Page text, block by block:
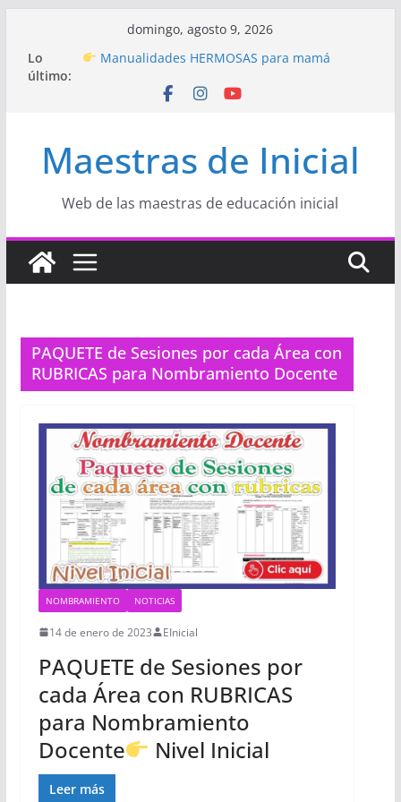
contenido
domingo, agosto 9, 2026
Lo
último:
Hermosos dibujos para MAMÁ: colorea con
amor en Inicial
(fáciles y llenas de amor)
Proyecto
“Celebramos con Alegría la Semana
de la Educación Inicial»
Mamá hecho con amor
Maestras de Inicial
Web de las maestras de educación inicial
PAQUETE de Sesiones por cada Área con
RUBRICAS para Nombramiento Docente
NOMBRAMIENTO NOTICIAS
14 de enero de 2023 EInicial
PAQUETE de Sesiones por
cada Área con RUBRICAS
para Nombramiento
Docente
Nivel Inicial
Leer más